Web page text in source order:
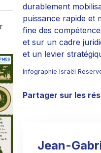
durablement
puissance rapide et
fine des
et sur un cadre
et un levier
Infographie Israël
Partager sur les
Jean-